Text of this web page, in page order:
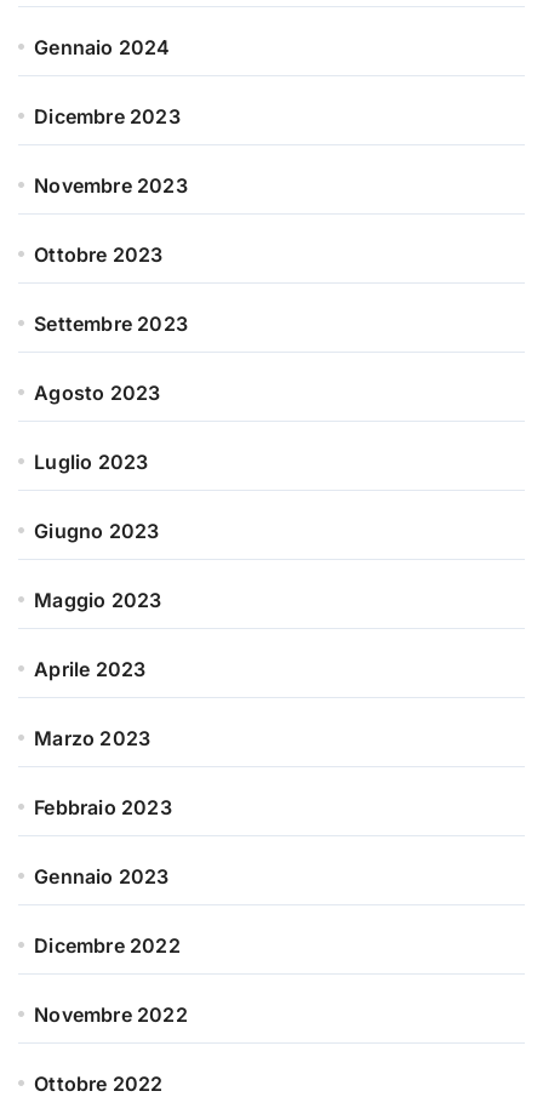
Gennaio 2024
Dicembre 2023
Novembre 2023
Ottobre 2023
Settembre 2023
Agosto 2023
Luglio 2023
Giugno 2023
Maggio 2023
Aprile 2023
Marzo 2023
Febbraio 2023
Gennaio 2023
Dicembre 2022
Novembre 2022
Ottobre 2022